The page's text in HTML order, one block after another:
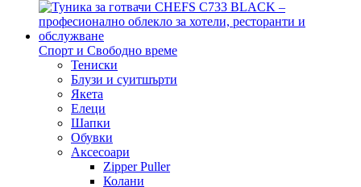
Спорт и Свободно време
Тениски
Блузи и суитшърти
Якета
Елеци
Шапки
Обувки
Аксесоари
Zipper Puller
Колани